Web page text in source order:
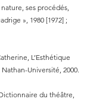
ses procédés,
», 1980 [1972] ;
L’Esthétique
Université, 2000.
du théâtre,